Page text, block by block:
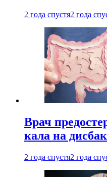
2 года спустя2 года
Врач
кала на
2 года спустя2 года